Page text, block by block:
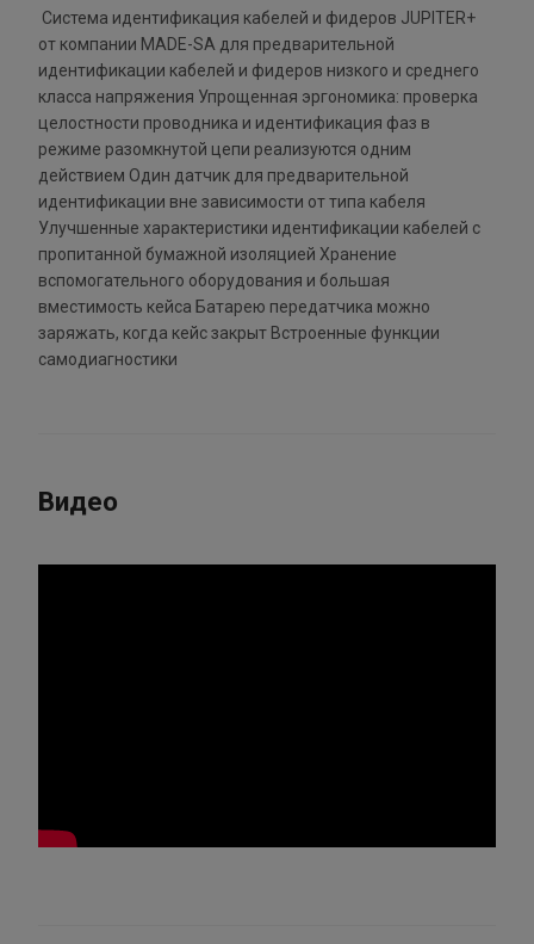
Система идентификация кабелей и фидеров JUPITER+
от компании MADE-SA для предварительной
идентификации кабелей и фидеров низкого и среднего
класса напряжения Упрощенная эргономика: проверка
целостности проводника и идентификация фаз в
режиме разомкнутой цепи реализуются одним
действием Один датчик для предварительной
идентификации вне зависимости от типа кабеля
Улучшенные характеристики идентификации кабелей с
пропитанной бумажной изоляцией Хранение
вспомогательного оборудования и большая
вместимость кейса Батарею передатчика можно
заряжать, когда кейс закрыт Встроенные функции
самодиагностики
Видео